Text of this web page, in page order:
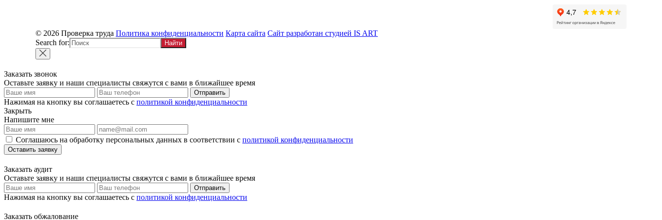
© 2026 Проверка труда Политика конфиденциальности Карта сайта Сайт разработан студией IS ART
Search for:
Заказать звонок
Оставьте заявку и наши специалисты свяжутся с вами в ближайшее время
Отправить
Нажимая на кнопку вы соглашаетесь с политикой конфиденциальности
Закрыть
Напишите мне
Соглашаюсь на обработку персональных данных в соответствии с политикой конфиденциальности
Оставить заявку
Заказать аудит
Оставьте заявку и наши специалисты свяжутся с вами в ближайшее время
Отправить
Нажимая на кнопку вы соглашаетесь с политикой конфиденциальности
Заказать обжалование